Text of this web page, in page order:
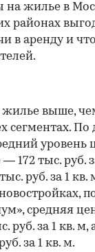
на жилье в
районах
в аренду и
выше,
сегментах.
уровень
172 тыс. руб.
руб. за 1 кв.
новостройках,
средняя
руб. за 1 кв. м,
за 1 кв. м.